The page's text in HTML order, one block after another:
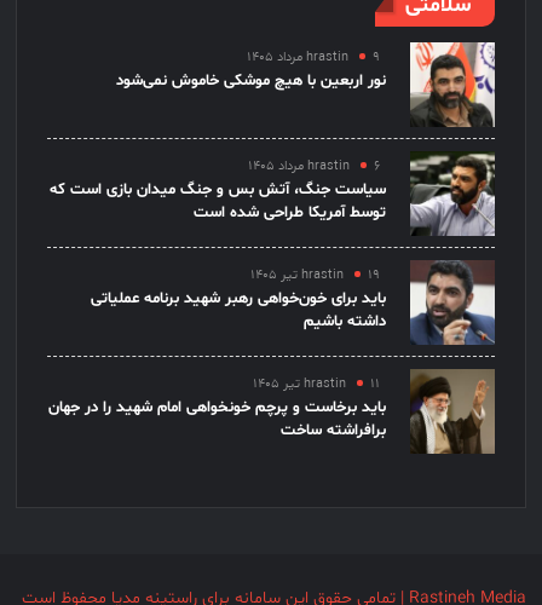
hrastin ۹ مرداد ۱۴۰۵
نور اربعین با هیچ موشکی خاموش نمی‌شود
hrastin ۶ مرداد ۱۴۰۵
سیاست جنگ، آتش بس و جنگ میدان بازی است که
توسط آمریکا طراحی شده است
hrastin ۱۹ تیر ۱۴۰۵
باید برای خون‌خواهی رهبر شهید برنامه عملیاتی
داشته باشیم
hrastin ۱۱ تیر ۱۴۰۵
باید برخاست و پرچم خونخواهی امام شهید را در جهان
برافراشته ساخت
Rastineh Media | تمامی حقوق این سامانه برای راستینه مدیا محفوظ است